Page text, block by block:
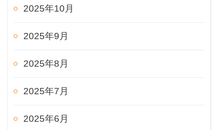
2025年10月
2025年9月
2025年8月
2025年7月
2025年6月